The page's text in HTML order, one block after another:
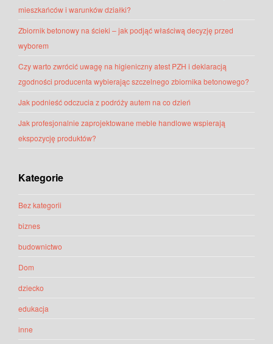
mieszkańców i warunków działki?
Zbiornik betonowy na ścieki – jak podjąć właściwą decyzję przed
wyborem
Czy warto zwrócić uwagę na higieniczny atest PZH i deklaracją
zgodności producenta wybierając szczelnego zbiornika betonowego?
Jak podnieść odczucia z podróży autem na co dzień
Jak profesjonalnie zaprojektowane meble handlowe wspierają
ekspozycję produktów?
Kategorie
Bez kategorii
biznes
budownictwo
Dom
dziecko
edukacja
inne